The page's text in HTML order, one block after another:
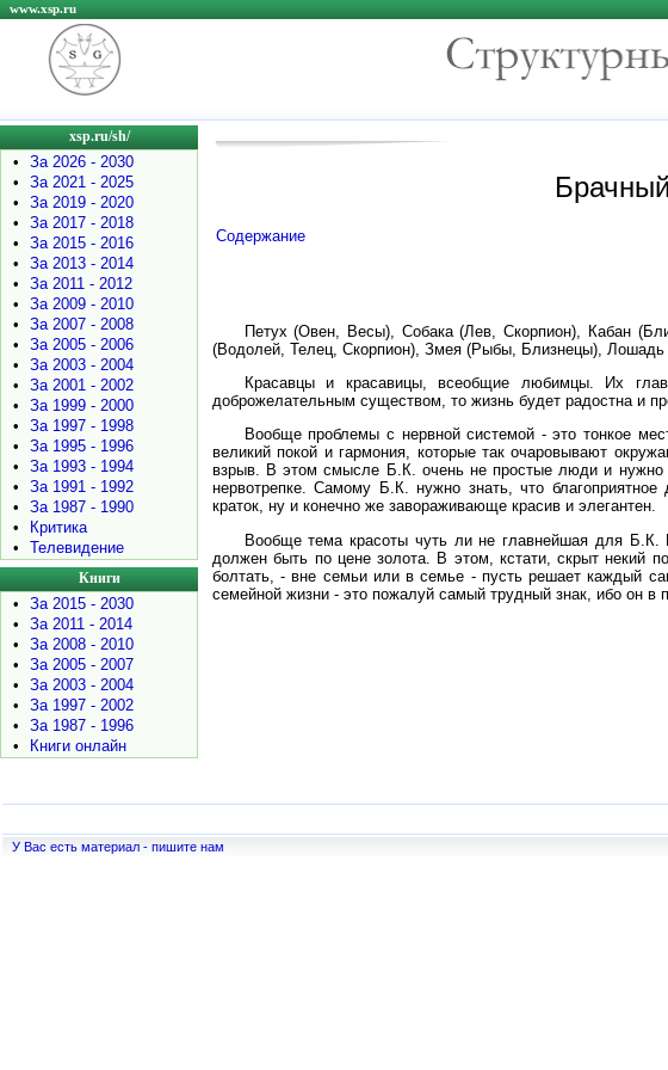
www.xsp.ru
xsp.ru/sh/
•
За 2026 - 2030
•
За 2021 - 2025
•
За 2019 - 2020
•
За 2017 - 2018
•
За 2015 - 2016
•
За 2013 - 2014
•
За 2011 - 2012
•
За 2009 - 2010
•
За 2007 - 2008
•
За 2005 - 2006
•
За 2003 - 2004
•
За 2001 - 2002
•
За 1999 - 2000
•
За 1997 - 1998
•
За 1995 - 1996
•
За 1993 - 1994
•
За 1991 - 1992
•
За 1987 - 1990
•
Критика
•
Телевидение
Книги
•
За 2015 - 2030
•
За 2011 - 2014
•
За 2008 - 2010
•
За 2005 - 2007
•
За 2003 - 2004
•
За 1997 - 2002
•
За 1987 - 1996
•
Книги онлайн
Содержание
Петух (Овен, Весы), Собака (Лев, Скорпион), Кабан
(Водолей, Телец, Скорпион), Змея (Рыбы, Близнецы),
Красавцы и красавицы, всеобщие любимцы. Их
доброжелательным существом, то жизнь будет радостна и
Вообще проблемы с нервной системой - это тонкое
великий покой и гармония, которые так очаровывают
взрыв. В этом смысле Б.К. очень не простые люди и нужно
нервотрепке. Самому Б.К. нужно знать, что
краток, ну и конечно же завораживающе красив и элегантен.
Вообще тема красоты чуть ли не главнейшая для Б.К.
должен быть по цене золота. В этом, кстати, скрыт некий
болтать, - вне семьи или в семье - пусть решает каждый
семейной жизни - это пожалуй самый трудный знак, ибо он в
У Вас есть материал - пишите нам